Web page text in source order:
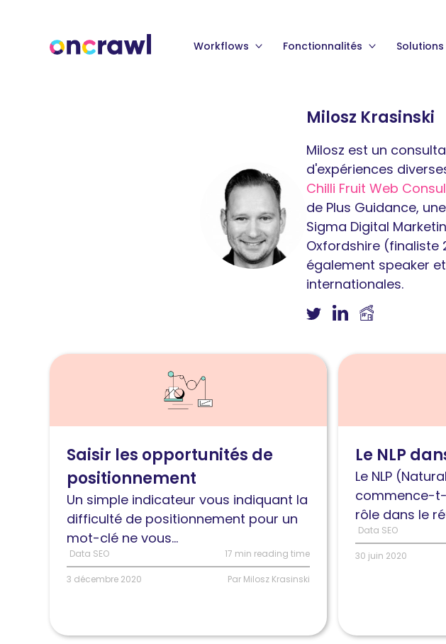
Workflows Fonctionnalités Solutions
Milosz Krasinski
Milosz est un
d'expériences
Chilli Fruit Web
de Plus Guidance,
Sigma Digital
Oxfordshire (finaliste
également speaker
internationales.
Lire
saisir
opportunités
positionnement
Saisir les opportunités de
positionnement
Un simple indicateur vous indiquant la
difficulté de positionnement pour un
mot-clé ne vous...
Data SEO 17 min reading time
3 décembre 2020 Par Milosz Krasinski
Lire
SEO
Le NLP
Le NLP
commence-
rôle dans le
Data SEO
30 juin 2020